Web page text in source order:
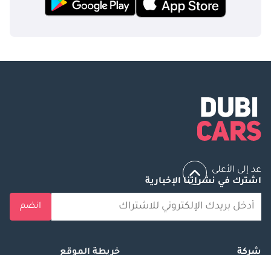
عد إلى الأعلى
اشترك في نشراتنا الإخبارية
انضم
شركة
خريطة الموقع